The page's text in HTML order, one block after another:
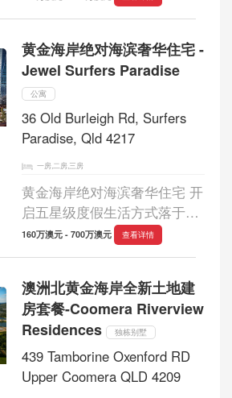
造，为追求空间、品质与私密
生活体验。 该项目由 Morris
Property Group 开发，...
黄金海岸绝对海滨奢华住宅 -
Jewel Surfers Paradise
公寓
36 Old Burleigh Rd, Surfers
Paradise, Qld 4217
一房,二房,三房
黄金海岸绝对海滨奢华住宅 开
启五星级度假生活方式落于黄
金海岸最具代表性的海滨地
段，Jewel Surfers Paradise 将
式服务与世界级生活配套融为
一体，打造澳...
160万澳元 - 700万澳元 查看详情
澳洲北黄金海岸全新土地建
房套餐-Coomera Riverview
Residences
独栋别墅
439 Tamborine Oxenford RD
Upper Coomera QLD 4209